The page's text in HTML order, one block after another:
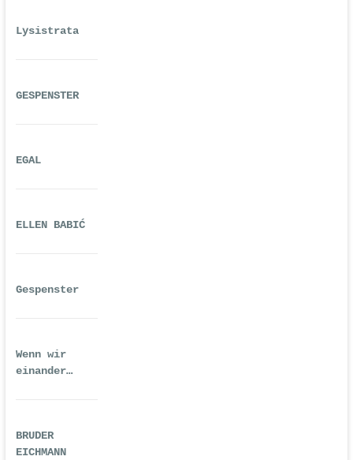
Lysistrata
GESPENSTER
EGAL
ELLEN BABIĆ
Gespenster
Wenn wir
einander
BRUDER
EICHMANN